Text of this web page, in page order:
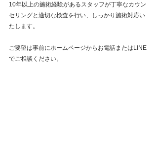
10年以上の施術経験があるスタッフが丁寧なカウン
セリングと適切な検査を行い、しっかり施術対応い
たします。
ご要望は事前にホームページからお電話またはLINE
でご相談ください。